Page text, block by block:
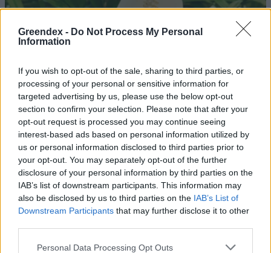
Greendex - Do Not Process My Personal
Information
If you wish to opt-out of the sale, sharing to third parties, or
processing of your personal or sensitive information for
targeted advertising by us, please use the below opt-out
section to confirm your selection. Please note that after your
opt-out request is processed you may continue seeing
interest-based ads based on personal information utilized by
us or personal information disclosed to third parties prior to
your opt-out. You may separately opt-out of the further
disclosure of your personal information by third parties on the
IAB’s list of downstream participants. This information may
also be disclosed by us to third parties on the IAB’s List of
Downstream Participants that may further disclose it to other
Personal Data Processing Opt Outs
A vitorlavirág ideális szobanövény, hiszen kiválóan tűri a meleget
és a fényszegény környezetet.
Születésnapi programokkal várja a